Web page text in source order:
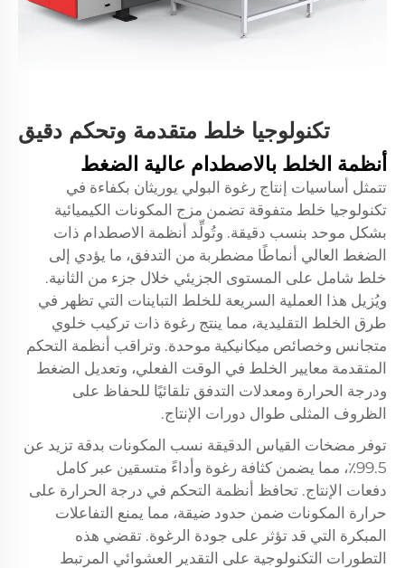
تكنولوجيا خلط متقدمة وتحكم دقيق
أنظمة الخلط بالاصطدام عالية الضغط
تتمثل أساسيات إنتاج رغوة البولي يوريثان بكفاءة في
تكنولوجيا خلط متفوقة تضمن مزج المكونات الكيميائية
بشكل موحد بنسب دقيقة. وتُولِّد أنظمة الاصطدام ذات
الضغط العالي أنماطًا مضطربة من التدفق، ما يؤدي إلى
خلط شامل على المستوى الجزيئي خلال جزء من الثانية.
ويُزيل هذا العملية السريعة للخلط التباينات التي تظهر في
طرق الخلط التقليدية، مما ينتج رغوة ذات تركيب خلوي
متجانس وخصائص ميكانيكية موحدة. وتراقب أنظمة التحكم
المتقدمة معايير الخلط في الوقت الفعلي، وتعديل الضغط
ودرجة الحرارة ومعدلات التدفق تلقائيًا للحفاظ على
الظروف المثلى طوال دورات الإنتاج.
توفر مضخات القياس الدقيقة نسب المكونات بدقة تزيد عن
99.5٪، مما يضمن كثافة رغوة وأداءً متسقين عبر كامل
دفعات الإنتاج. تحافظ أنظمة التحكم في درجة الحرارة على
حرارة المكونات ضمن حدود ضيقة، مما يمنع التفاعلات
المبكرة التي قد تؤثر على جودة الرغوة. تقضي هذه
التطورات التكنولوجية على التقدير العشوائي المرتبط